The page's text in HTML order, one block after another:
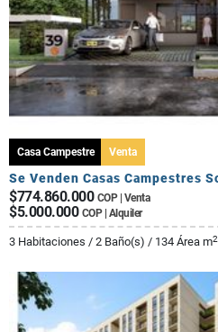
Casa Campestre Venta
$774.860.000 COP | Venta
$5.000.000 COP | Alquiler
3 Habitaciones / 2 Baño(s) / 134 Área m2